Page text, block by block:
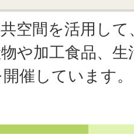
空間を活用し
や加工食品、
催しています。